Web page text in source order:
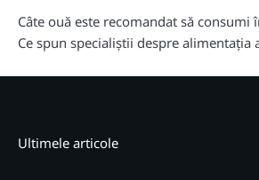
Câte ouă este recomandat să consumi
Ce spun specialiștii despre
Ultimele articole